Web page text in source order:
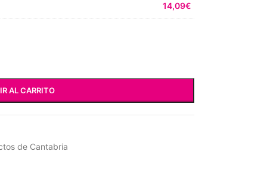
14,09€
AL CARRITO
de Cantabria